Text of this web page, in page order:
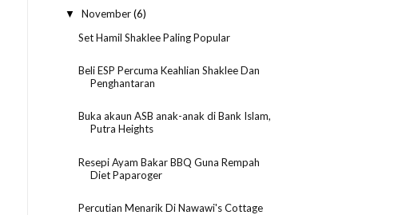
▼ November(6)
Set Hamil Shaklee Paling Popular
Beli ESP Percuma Keahlian Shaklee Dan
Penghantaran
Buka akaun ASB anak-anak di Bank Islam,
Putra Heights
Resepi Ayam Bakar BBQ Guna Rempah
Diet Paparoger
Percutian Menarik Di Nawawi's Cottage